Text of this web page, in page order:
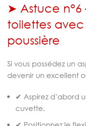
➤ Astuce
toilettes
poussière
Si vous possédez un
devenir un excellent
✔ Aspirez d’abord
cuvette.